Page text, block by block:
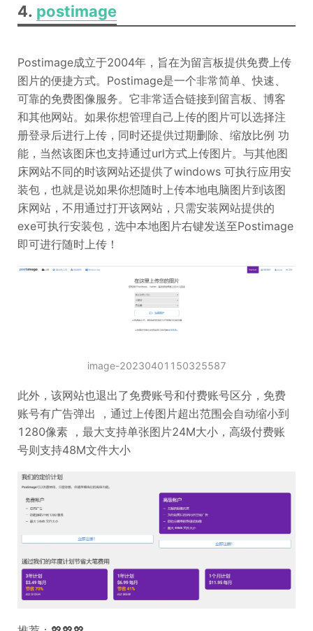
4. postimage
Postimage成立于2004年，旨在为留言板提供免费上传
图片的便捷方式。Postimage是一个非常简单、快速、
可靠的免费图像服务。它非常适合链接到留言板、博客
和其他网站。如果你想管理自己上传的图片可以选择注
册登录后进行上传，同时还提供过期删除、缩放比例 功
能，当然该图床也支持通过url方式上传图片。与其他图
床网站不同的时该网站还提供了windows 可执行应用安
装包，也就是说如果你想随时上传本地电脑图片到该图
床网站，不用通过打开该网站，只需安装网站提供的
exe可执行安装包，选中本地图片右键发送至Postimage
即可进行随时上传！
image-20230401150325587
此外，该网站也退出了免费账号和付费账号区分，免费
账号有广告弹出 ，通过上传图片超出范围会自动缩小到
1280像素 ，最大支持单张图片24M大小，高级付费账
号则支持48M文件大小